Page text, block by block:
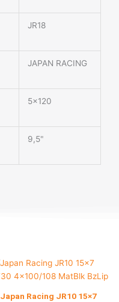
JR18
JAPAN RACING
5×120
9,5"
Japan Racing JR10 15×7